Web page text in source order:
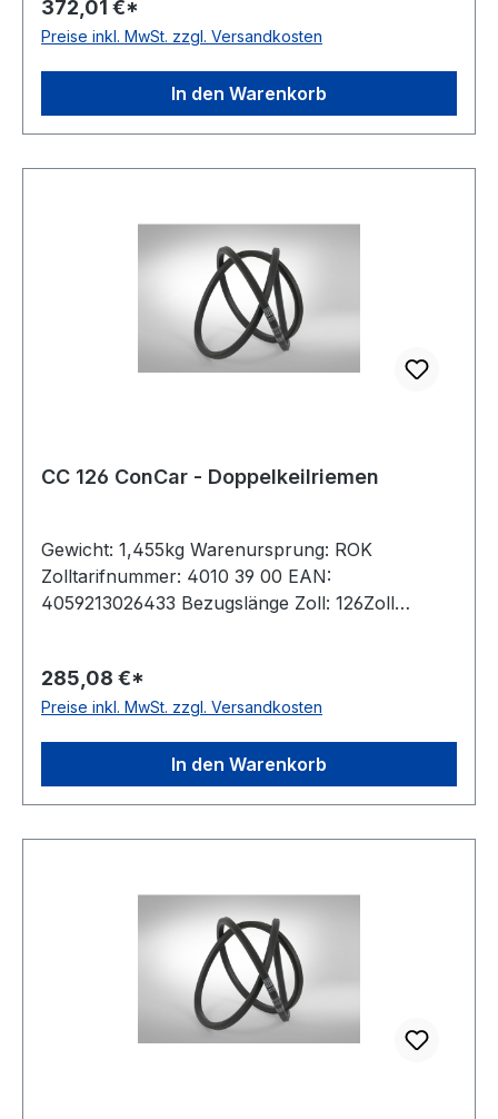
ummantelt antistatisch: ja Norm: DIN 7722
Breite: 22mm Höhe: 17mm Material: Neoprene
372,01 €*
Preise inkl. MwSt. zzgl. Versandkosten
In den Warenkorb
CC 126 ConCar - Doppelkeilriemen
Gewicht: 1,455kg Warenursprung: ROK
Zolltarifnummer: 4010 39 00 EAN:
4059213026433 Bezugslänge Zoll: 126Zoll
ummantelt antistatisch: ja Norm: DIN 7722
Breite: 22mm Höhe: 17mm Material: Neoprene
285,08 €*
Preise inkl. MwSt. zzgl. Versandkosten
In den Warenkorb